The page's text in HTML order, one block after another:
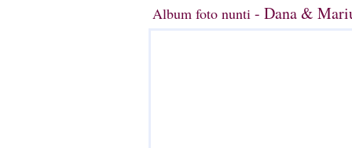
Album foto nunti - Dana &